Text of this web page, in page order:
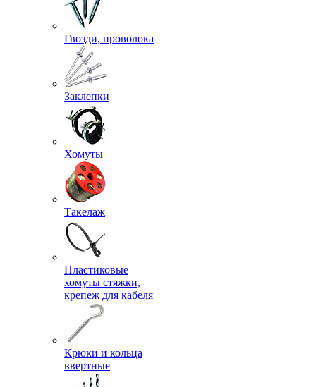
Гвозди, проволока
Заклепки
Хомуты
Такелаж
Пластиковые
хомуты стяжки,
крепеж для кабеля
Крюки и кольца
ввертные